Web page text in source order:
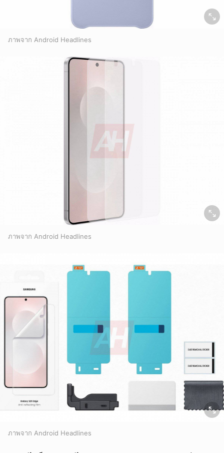
ภาพจาก Android Headlines
ภาพจาก Android Headlines
ภาพจาก Android Headlines